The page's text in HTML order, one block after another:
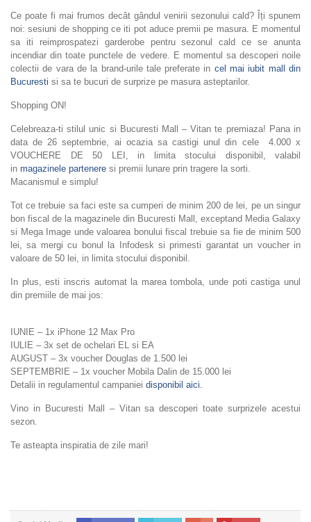
Ce poate fi mai frumos decât gândul venirii sezonului cald? Îți spunem
noi: sesiuni de shopping ce iti pot aduce premii pe masura. E momentul
sa iti reimprospatezi garderobe pentru sezonul cald ce se anunta
incendiar din toate punctele de vedere. E momentul sa descoperi noile
colectii de vara de la brand-urile tale preferate in cel mai iubit mall din
Bucuresti si sa te bucuri de surprize pe masura asteptarilor.
Shopping ON!
Celebreaza-ti stilul unic si Bucuresti Mall – Vitan te premiaza! Pana in
data de 26 septembrie, ai ocazia sa castigi unul din cele 4.000 x
VOUCHERE DE 50 LEI, in limita stocului disponibil, valabil
in magazinele partenere si premii lunare prin tragere la sorti.
Macanismul e simplu!
Tot ce trebuie sa faci este sa cumperi de minim 200 de lei, pe un singur
bon fiscal de la magazinele din Bucuresti Mall, exceptand Media Galaxy
si Mega Image unde valoarea bonului fiscal trebuie sa fie de minim 500
lei, sa mergi cu bonul la Infodesk si primesti garantat un voucher in
valoare de 50 lei, in limita stocului disponibil.
In plus, esti inscris automat la marea tombola, unde poti castiga unul
din premiile de mai jos:
IUNIE – 1x iPhone 12 Max Pro
IULIE – 3x set de ochelari EL si EA
AUGUST – 3x voucher Douglas de 1.500 lei
SEPTEMBRIE – 1x voucher Mobila Dalin de 15.000 lei
Detalii in regulamentul campaniei disponibil aici.
Vino in Bucuresti Mall – Vitan sa descoperi toate surprizele acestui
sezon.
Te asteapta inspiratia de zile mari!